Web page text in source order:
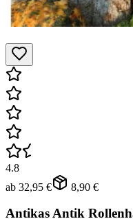
4.8
ab 32,95 € 8,90 €
Antikas Antik